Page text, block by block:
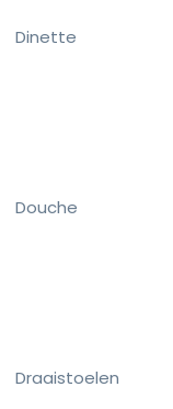
Dinette
Douche
Draaistoelen